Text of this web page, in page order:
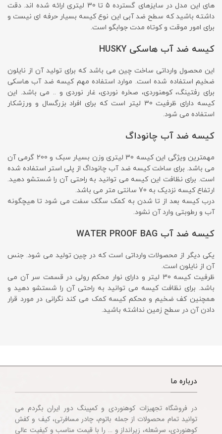
های این مدل در سایزهای گسترده 5 تا 30 لیتری ارائه شده اند. دقت
داشته باشید که سطح ضد آبی این نوع کیسه بسیار حرفه ای نیست و
برای امور موقت و کوتاه مدت جوابگو است.
کیسه ضد آب هاسکی HUSKY
این محصول وارداتی ساخت چین می باشد که برای تولید آن از نایلون
ضخیم استفاده شده است. موارد استفاده مهم کیسه ضد آب هاسکی
برای رفتینگ، کوهنوردی، صخره نوردی، غار نوردی و .. می باشد. این
کیسه دارای ظرفیت 30 لیتر است که برای افراد بزرگسال و ورزشکار
استفاده می شود.
کیسه ضد آب چانوداگ
مهمترین ویژگی این کیسه 30 لیتری وزن بسیار سبک و 200 گرمی آن
می باشد. برای ساخت کیسه ضد آب چانوداگ از پلی استر استفاده شده
است. برای نظافت این کیسه می توانید به راحتی آن را شستشو دهید.
ارتفاع کیسه نزدیک به 70 سانتی متر می باشد.
درب کیسه بعد از تا شدن به کمک سگک سفت می شود تا هیچگونه
آب و رطوبتی وارد آن نشود.
کیسه ضد آب WATER PROOF BAG
یکی دیگر از محصولات وارداتی است که در چین تولید می شود. جنس
آن از نایلون است.
ظرفیت کیسه 30 لیتر و دارای نوار محکم رولی در قسمت سر آن می
باشد. برای نظافت کیسه می توانید به راحتی آن را شستشو دهید و
همچنین کف ضخیم و محکم کیسه کمک می کند نگرانی در مورد قرار
دادن آن در سطح زمین نداشته باشید.
درباره ما
در فروشگاه تجهیزات کوهنوردی و کمپینگ دور ایران بگردم می
توانید تمام محصولات از جمله باتوم، چادر مسافرتی، کیف و کفش
کوهنوردی، سرشعله، زیرانداز و … را با قیمت مناسب و کیفیت عالی